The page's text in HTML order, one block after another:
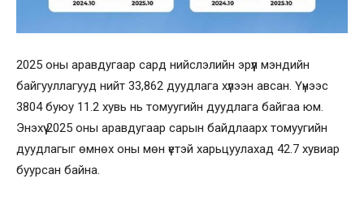
2025 оны аравдугаар сард нийслэлийн эрүүл мэндийн
байгууллагууд нийт 33,862 дуудлага хүлээн авсан. Үүнээс
3804 буюу 11.2 хувь нь томуугийн дуудлага байгаа юм.
Энэхүү 2025 оны аравдугаар сарын байдлаарх томуугийн
дуудлагыг өмнөх оны мөн үетэй харьцуулахад 42.7 хувиар
буурсан байна.